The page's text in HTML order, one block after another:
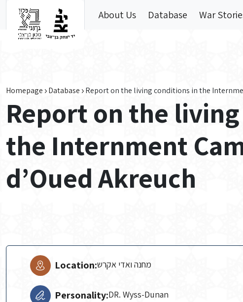
About Us Database War
Homepage Database Report on the living conditions in the
Report on the
the Internment
d’Oued Akreuch
Location:מחנה ואדי אקרש
Personality:DR. Wyss-Dunan